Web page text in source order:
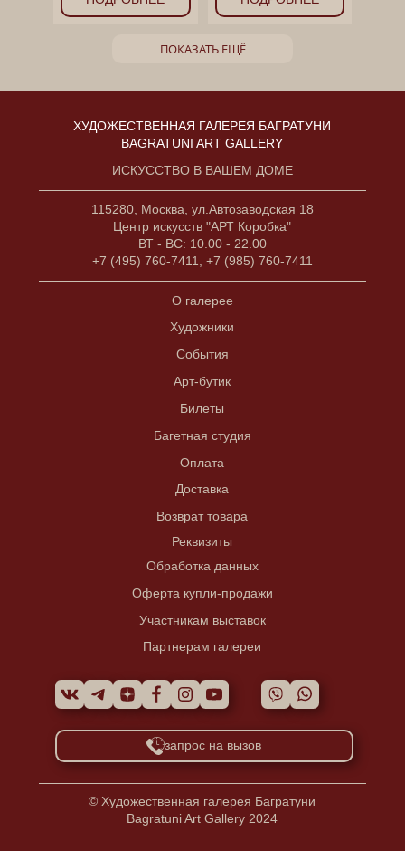
ПОКАЗАТЬ ЕЩЁ
ХУДОЖЕСТВЕННАЯ ГАЛЕРЕЯ БАГРАТУНИ
BAGRATUNI ART GALLERY
ИСКУССТВО В ВАШЕМ ДОМЕ
115280, Москва, ул.Автозаводская 18
Центр искусств "АРТ Коробка"
ВТ - ВС: 10.00 - 22.00
+7 (495) 760-7411, +7 (985) 760-7411
О галерее
Художники
События
Арт-бутик
Билеты
Багетная студия
Оплата
Доставка
Возврат товара
Реквизиты
Обработка данных
Оферта купли-продажи
Участникам выставок
Партнерам галереи
запрос на вызов
© Художественная галерея Багратуни
Bagratuni Art Gallery 2024